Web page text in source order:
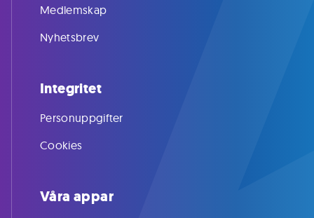
Medlemskap
Nyhetsbrev
Integritet
Personuppgifter
Cookies
Våra appar